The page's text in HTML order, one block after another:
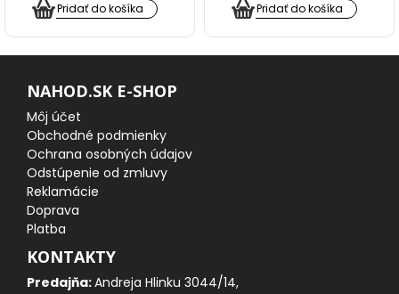
Pridať do košíka Pridať do košíka
NAHOD.SK E-SHOP
Môj účet
Obchodné podmienky
Ochrana osobných údajov
Odstúpenie od zmluvy
Reklamácie
Doprava
Platba
KONTAKTY
Predajňa:Andreja Hlinku 3044/14,
VOZÍKY
TAŠKY, BATOHY A PUZDRA
RYBÁRSKE DOPLNKY
HYGIENA